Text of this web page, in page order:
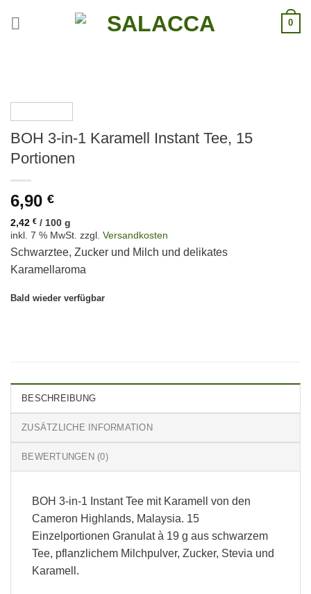
0
BOH 3-in-1 Karamell Instant Tee, 15
Portionen
6,90 €
2,42 € / 100 g
inkl. 7 % MwSt. zzgl. Versandkosten
Schwarztee, Zucker und Milch und delikates
Karamellaroma
Bald wieder verfügbar
BESCHREIBUNG
ZUSÄTZLICHE INFORMATION
BEWERTUNGEN (0)
BOH 3-in-1 Instant Tee mit Karamell von den
Cameron Highlands, Malaysia. 15
Einzelportionen Granulat à 19 g aus schwarzem
Tee, pflanzlichem Milchpulver, Zucker, Stevia und
Karamell.